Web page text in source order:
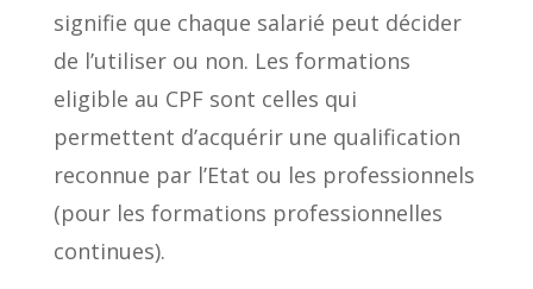
signifie que chaque salarié peut décider
de l’utiliser ou non. Les formations
eligible au CPF sont celles qui
permettent d’acquérir une qualification
reconnue par l’Etat ou les professionnels
(pour les formations professionnelles
continues).